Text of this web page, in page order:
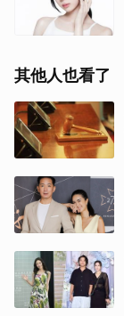
其他人也看了